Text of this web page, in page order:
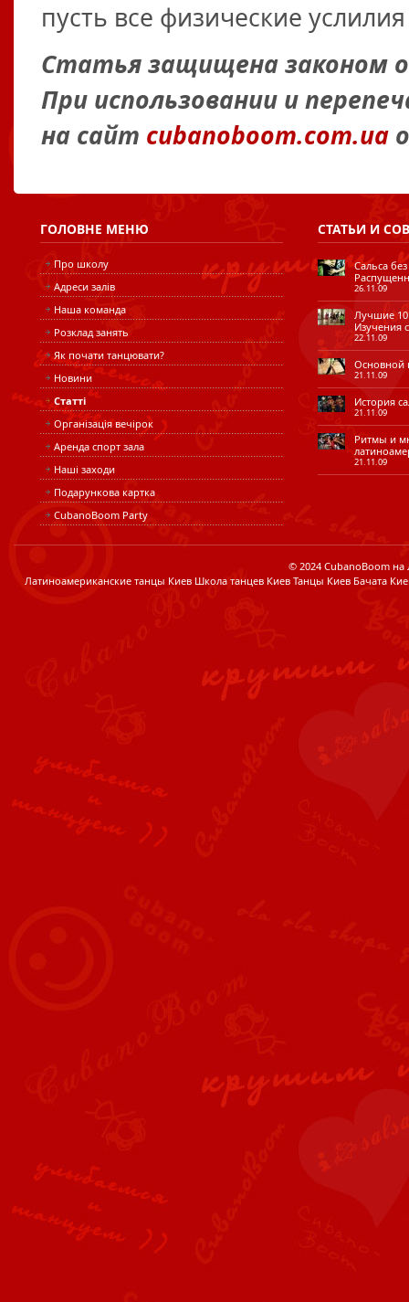
пусть все физические
Статья защищена законом
При использовании и
на сайт cubanoboom.com.ua
ГОЛОВНЕ МЕНЮ
Про школу
Адреси залів
Наша команда
Розклад занять
Як почати танцювати?
Новини
Статті
Організація вечірок
Аренда спорт зала
Наші заходи
Подарункова картка
CubanoBoom Party
СТАТЬИИ
Сальса
26.11.09
Лучшие 10
Изучения
22.11.09
Основной
21.11.09
История
21.11.09
Ритмы и
21.11.09
© 2024 CubanoBoom на
Латиноамериканские танцы Киев Школа танцев Киев Танцы Киев Бачата